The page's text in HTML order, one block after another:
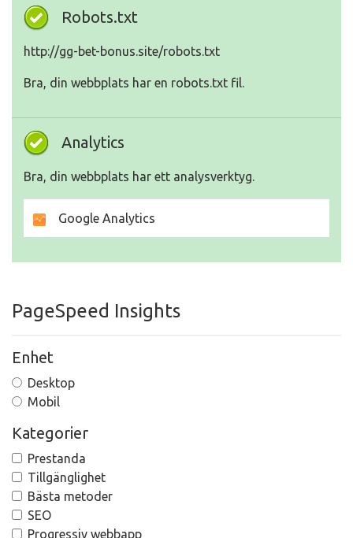
Robots.txt
http://gg-bet-bonus.site/robots.txt
Bra, din webbplats har en robots.txt fil.
Analytics
Bra, din webbplats har ett analysverktyg.
Google Analytics
PageSpeed Insights
Enhet
Desktop
Mobil
Kategorier
Prestanda
Tillgänglighet
Bästa metoder
SEO
Progressiv webbapp